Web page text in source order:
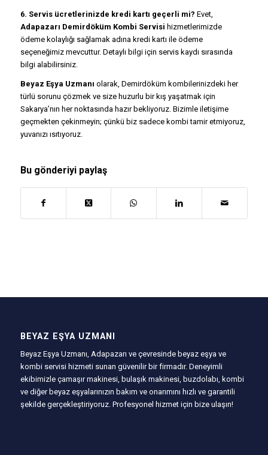
6. Servis ücretlerinizde kredi kartı geçerli mi? Evet,
Adapazarı Demirdöküm Kombi Servisi hizmetlerimizde
ödeme kolaylığı sağlamak adına kredi kartı ile ödeme
seçeneğimiz mevcuttur. Detaylı bilgi için servis kaydı sırasında
bilgi alabilirsiniz.
Beyaz Eşya Uzmanı olarak, Demirdöküm kombilerinizdeki her
türlü sorunu çözmek ve size huzurlu bir kış yaşatmak için
Sakarya’nın her noktasında hazır bekliyoruz. Bizimle iletişime
geçmekten çekinmeyin; çünkü biz sadece kombi tamir etmiyoruz,
yuvanızı ısıtıyoruz.
Bu gönderiyi paylaş
BEYAZ EŞYA UZMANI
Beyaz Eşya Uzmanı, Adapazarı ve çevresinde beyaz eşya ve
kombi servisi hizmeti sunan güvenilir bir firmadır. Deneyimli
ekibimizle çamaşır makinesi, bulaşık makinesi, buzdolabı, kombi
ve diğer beyaz eşyalarınızın bakım ve onarımını hızlı ve garantili
şekilde gerçekleştiriyoruz. Profesyonel hizmet için bize ulaşın!